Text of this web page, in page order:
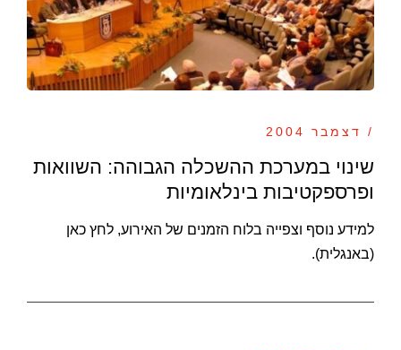
/ דצמבר 2004
שינוי במערכת ההשכלה הגבוהה: השוואות
ופרספקטיבות בינלאומיות
למידע נוסף וצפייה בלוח הזמנים של האירוע, לחץ כאן
(באנגלית).